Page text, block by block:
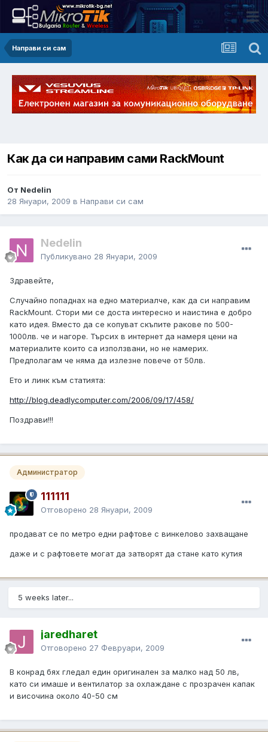
Направи си сам
Как да си направим сами RackMount
От Nedelin
28 Януари, 2009 в Направи си сам
Nedelin
Публикувано 28 Януари, 2009
Здравейте,
Случайно попаднах на едно материалче, как да си направим
RackMount. Стори ми се доста интересно и наистина е добро
като идея. Вместо да се копуват скъпите ракове по 500-
1000лв. че и нагоре. Търсих в интернет да намеря цени на
материалите които са използвани, но не намерих.
Предполагам че няма да излезне повече от 50лв.
Ето и линк към статията:
http://blog.deadlycomputer.com/2006/09/17/458/
Поздрави!!!
Администратор
111111
Отговорено 28 Януари, 2009
продават се по метро едни рафтове с винкелово захващане
даже и с рафтовете могат да затворят да стане като кутия
5 weeks later...
jaredharet
Отговорено 27 Февруари, 2009
В конрад бях гледал един оригинален за малко над 50 лв,
като си имаше и вентилатор за охлаждане с прозрачен капак
и височина около 40-50 см